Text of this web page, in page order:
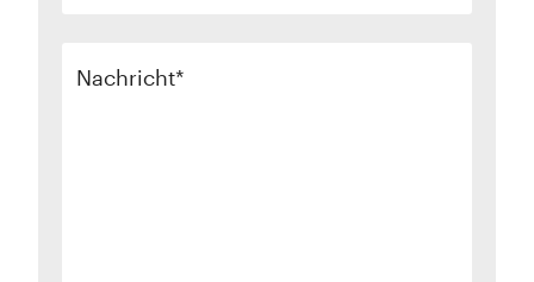
Nachricht